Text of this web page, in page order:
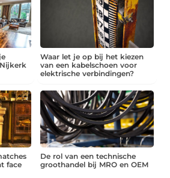
Waar let je op bij het kiezen
van een kabelschoen voor
elektrische verbindingen?
face
De rol van een technische
groothandel bij MRO en OEM